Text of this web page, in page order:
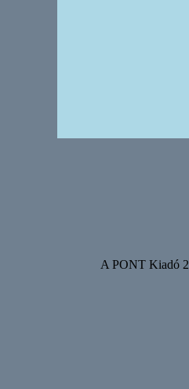
A PONT Kiadó